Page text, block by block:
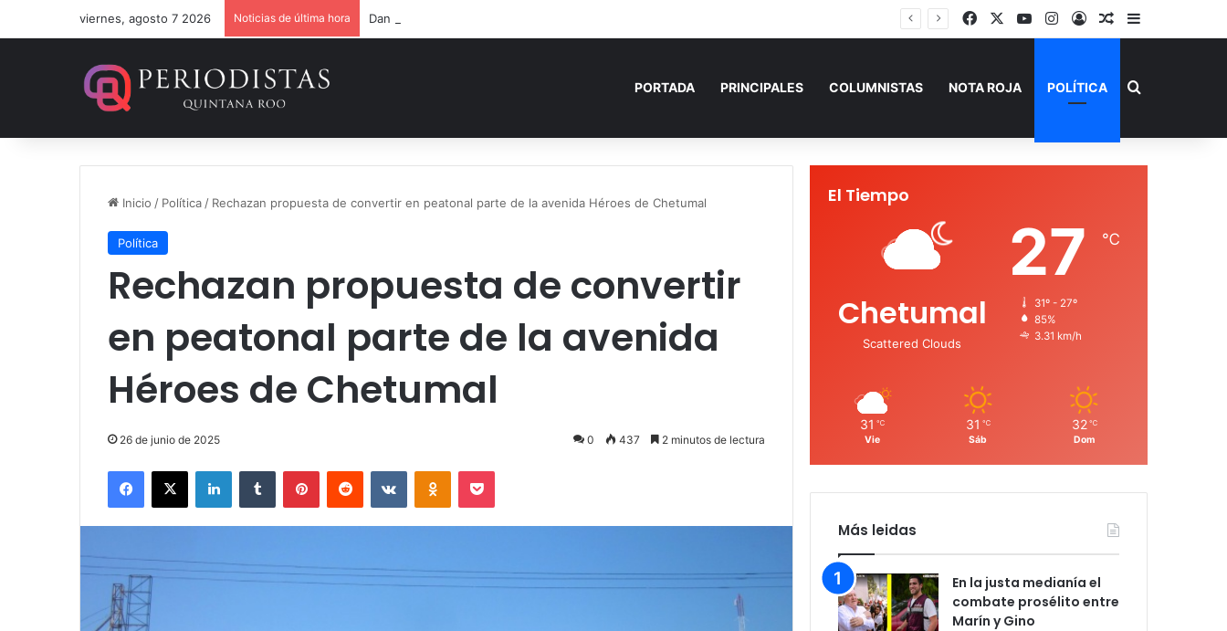
viernes, agosto 7 2026 Noticias de última hora Dan 36 años de prisión por homicidio de cubana en Cancún FacebookYouTubeInstagram
AccesoPublicación al
Barra lateral
PORTADA PRINCIPALES COLUMNISTAS NOTA ROJA POLÍTICA Buscar por
Inicio / Política / Rechazan propuesta de convertir en peatonal parte de la avenida Héroes de Chetumal
Política
Rechazan propuesta de convertir
en peatonal parte de la avenida
Héroes de Chetumal
26 de junio de 2025 0 437 2 minutos de lectura
Facebook
X LinkedInTumblr PinterestReddit VKontakteOdnoklassniki
Pocket
El Tiempo
Chetumal
Scattered Clouds
27 ℃
31º - 27º
85%
3.31 km/h
31 ℃
Vie
31 ℃
Sáb
32 ℃
Dom
Más leidas
En la justa medianía el
combate prosélito entre
Marín y Gino